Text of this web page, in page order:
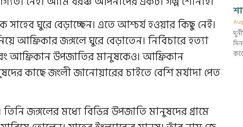
ঘুরে বেড়াচ্ছেন। এতে আশ্চর্য হওয়ার কিছু নেই।
আফ্রিকার জঙ্গলে ঘুরে বেড়াতেন। নির্বিচারে হত্যা
আফ্রিকান উপজাতির মানুষকেও। আফ্রিকান
কাছে জংলী জানোয়ারের চাইতে বেশি মর্যাদা পেত
জঙ্গলের মধ্যে বিভিন্ন উপজাতি মানুষদের গ্রামে